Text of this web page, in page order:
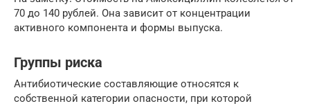
70 до 140 рублей. Она зависит от концентрации
активного компонента и формы выпуска.
Группы риска
Антибиотические составляющие относятся к
собственной категории опасности, при которой